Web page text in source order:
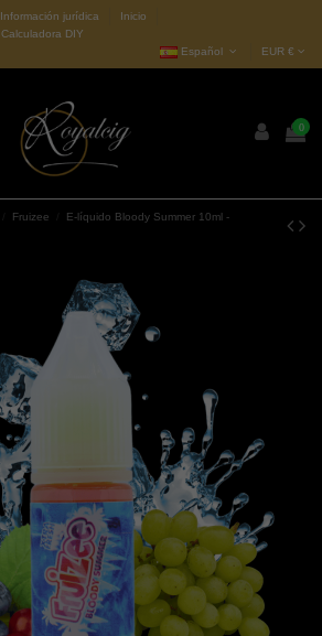
Información jurídica
Inicio
Calculadora DIY
Español
EUR €
0
Fruizee
E-líquido Bloody Summer 10ml -